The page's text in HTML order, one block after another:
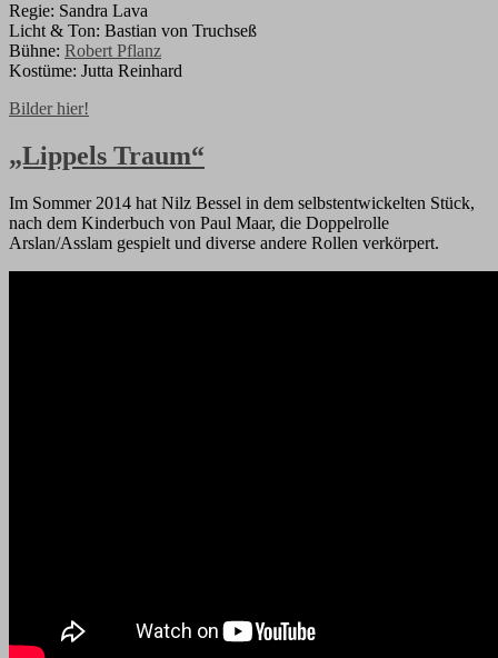
Regie: Sandra Lava
Licht & Ton: Bastian von Truchseß
Bühne: Robert Pflanz
Kostüme: Jutta Reinhard
Bilder hier!
„Lippels Traum“
Im Sommer 2014 hat Nilz Bessel in dem selbstentwickelten Stück,
nach dem Kinderbuch von Paul Maar, die Doppelrolle
Arslan/Asslam gespielt und diverse andere Rollen verkörpert.